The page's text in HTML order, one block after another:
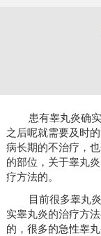
患有睾丸炎确
之后呢就需要及时
病长期的不治疗，
的部位，关于睾丸
疗方法的。
目前很多睾丸
实睾丸炎的治疗方
的，很多的急性睾